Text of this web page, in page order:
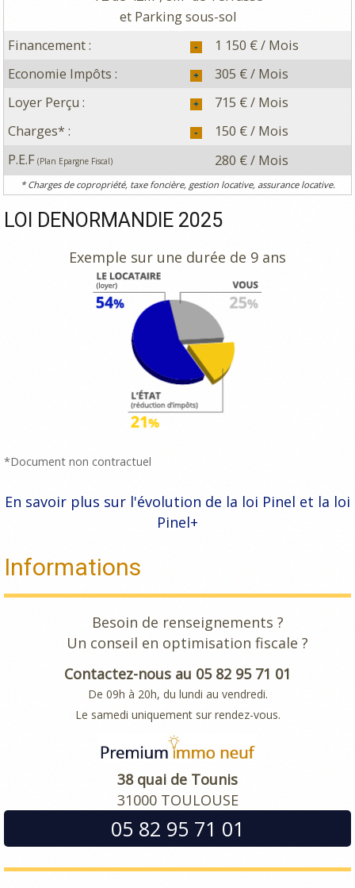
et Parking sous-sol
Financement :
1 150 € / Mois
Economie Impôts :
305 € / Mois
Loyer Perçu :
715 € / Mois
Charges* :
150 € / Mois
P.E.F (Plan Epargne Fiscal) 280 € / Mois
* Charges de copropriété, taxe foncière, gestion locative, assurance locative.
LOI DENORMANDIE 2025
Exemple sur une durée de 9 ans
*Document non contractuel
En savoir plus sur l'évolution de la loi Pinel et la loi
Pinel+
Informations
Besoin de renseignements ?
Un conseil en optimisation fiscale ?
Contactez-nous au 05 82 95 71 01
De 09h à 20h, du lundi au vendredi.
Le samedi uniquement sur rendez-vous.
38 quai de Tounis
31000 TOULOUSE
05 82 95 71 01